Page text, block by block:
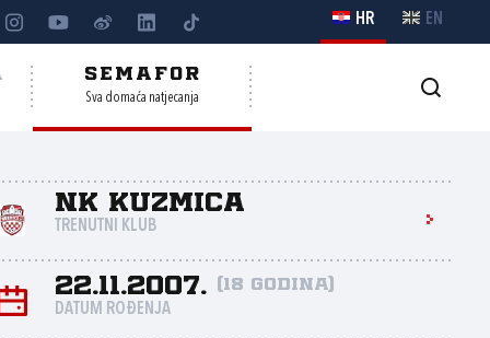
HR EN
SEMAFOR
Sva domaća natjecanja
NK Kuzmica
TRENUTNI KLUB
22.11.2007. (18 godina)
DATUM ROĐENJA